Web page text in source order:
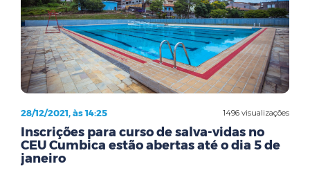
1496 visualizações
28/12/2021, às 14:25
Inscrições para curso de salva-vidas no
CEU Cumbica estão abertas até o dia 5 de
janeiro